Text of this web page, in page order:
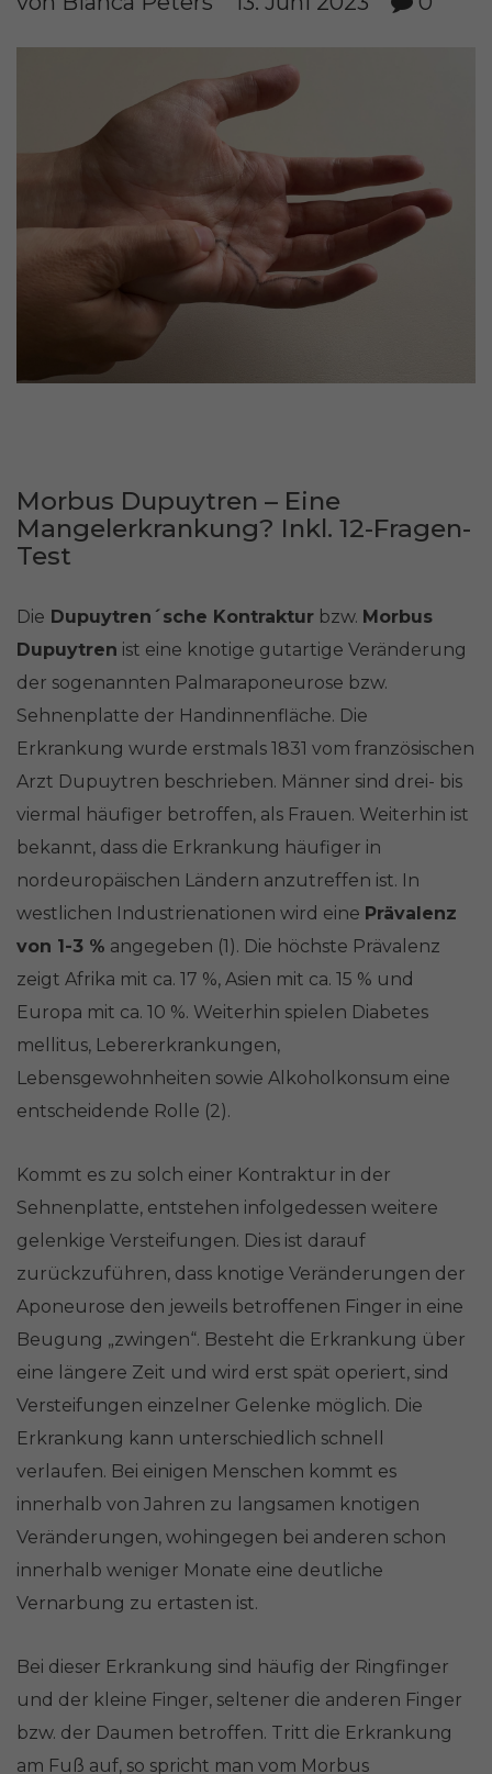
Morbus Dupuytren – Eine
Mangelerkrankung? Inkl. 12-Fragen-
Test
Die Dupuytren´sche Kontraktur bzw. Morbus
Dupuytren ist eine knotige gutartige Veränderung
der sogenannten Palmaraponeurose bzw.
Sehnenplatte der Handinnenfläche. Die
Erkrankung wurde erstmals 1831 vom französischen
Arzt Dupuytren beschrieben. Männer sind drei- bis
viermal häufiger betroffen, als Frauen. Weiterhin ist
bekannt, dass die Erkrankung häufiger in
nordeuropäischen Ländern anzutreffen ist. In
westlichen Industrienationen wird eine Prävalenz
von 1-3 % angegeben (1). Die höchste Prävalenz
zeigt Afrika mit ca. 17 %, Asien mit ca. 15 % und
Europa mit ca. 10 %. Weiterhin spielen Diabetes
mellitus, Lebererkrankungen,
Lebensgewohnheiten sowie Alkoholkonsum eine
entscheidende Rolle (2).
Kommt es zu solch einer Kontraktur in der
Sehnenplatte, entstehen infolgedessen weitere
gelenkige Versteifungen. Dies ist darauf
zurückzuführen, dass knotige Veränderungen der
Aponeurose den jeweils betroffenen Finger in eine
Beugung „zwingen“. Besteht die Erkrankung über
eine längere Zeit und wird erst spät operiert, sind
Versteifungen einzelner Gelenke möglich. Die
Erkrankung kann unterschiedlich schnell
verlaufen. Bei einigen Menschen kommt es
innerhalb von Jahren zu langsamen knotigen
Veränderungen, wohingegen bei anderen schon
innerhalb weniger Monate eine deutliche
Vernarbung zu ertasten ist.
Bei dieser Erkrankung sind häufig der Ringfinger
und der kleine Finger, seltener die anderen Finger
bzw. der Daumen betroffen. Tritt die Erkrankung
am Fuß auf, so spricht man vom Morbus